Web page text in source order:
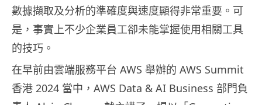
數據擷取及分析的準確度與速度顯得非常重要。可
是，事實上不少企業員工卻未能掌握使用相關工具
的技巧。
在早前由雲端服務平台 AWS 舉辦的 AWS Summit
香港 2024 當中，AWS Data & AI Business 部門負